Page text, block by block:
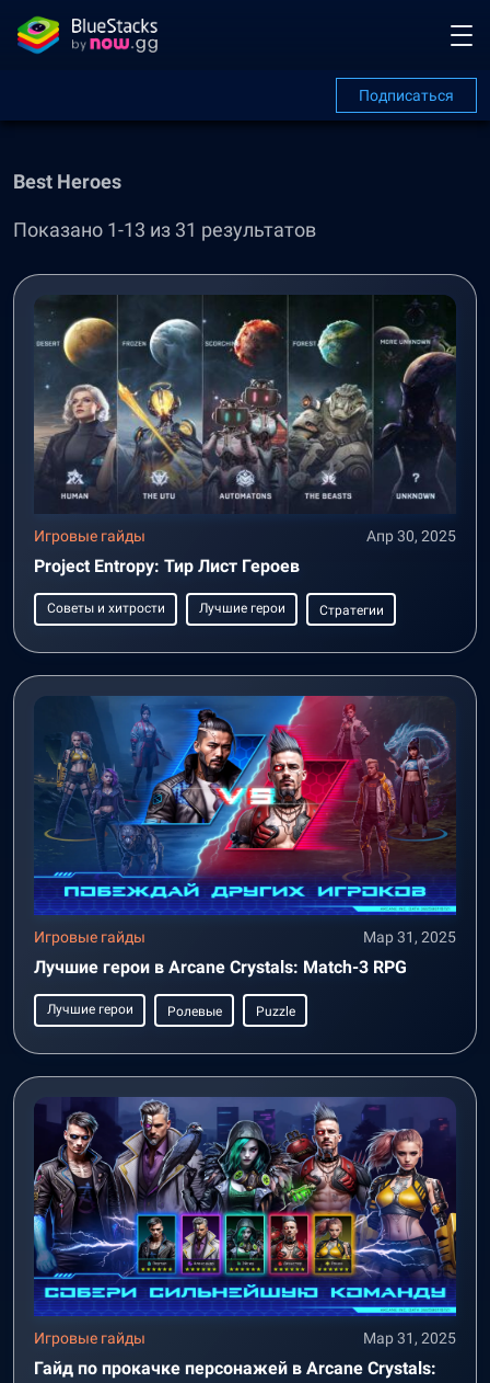
Подписаться
Best Heroes
Показано 1-13 из 31 результатов
Игровые гайды Апр 30, 2025
Project Entropy: Тир Лист Героев
Советы и хитрости Лучшие герои Стратегии
Игровые гайды Мар 31, 2025
Лучшие герои в Arcane Crystals: Match-3 RPG
Лучшие герои Ролевые Puzzle
Игровые гайды Мар 31, 2025
Гайд по прокачке персонажей в Arcane Crystals: